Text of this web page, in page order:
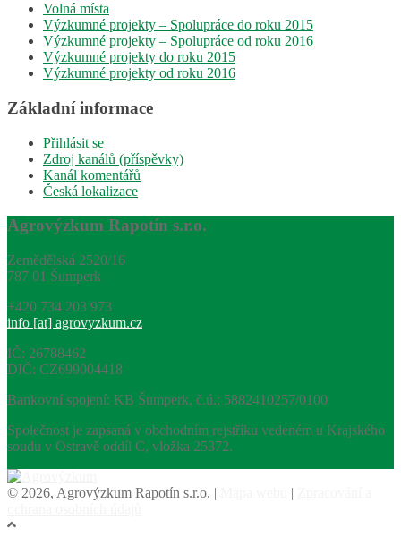
Volná místa
Výzkumné projekty – Spolupráce do roku 2015
Výzkumné projekty – Spolupráce od roku 2016
Výzkumné projekty do roku 2015
Výzkumné projekty od roku 2016
Základní informace
Přihlásit se
Zdroj kanálů (příspěvky)
Kanál komentářů
Česká lokalizace
Agrovýzkum Rapotín s.r.o.
Zemědělská 2520/16
787 01 Šumperk
+420 734 203 973
info [at] agrovyzkum.cz
IČ: 26788462
DIČ: CZ699004418
Bankovní spojení: KB Šumperk, č.ú.: 5882410257/0100
Společnost je zapsaná v obchodním rejstříku vedeném u Krajského
soudu v Ostravě oddíl C, vložka 25372.
© 2026, Agrovýzkum Rapotín s.r.o. | |